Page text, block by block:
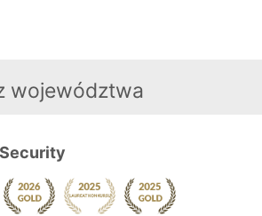
województwa